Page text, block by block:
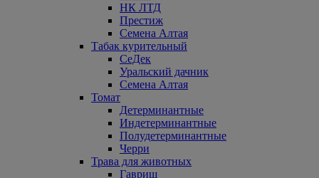
НК ЛТД
Престиж
Семена Алтая
Табак курительный
СеДек
Уральский дачник
Семена Алтая
Томат
Детерминантные
Индетерминантные
Полудетерминантные
Черри
Трава для животных
Гавриш